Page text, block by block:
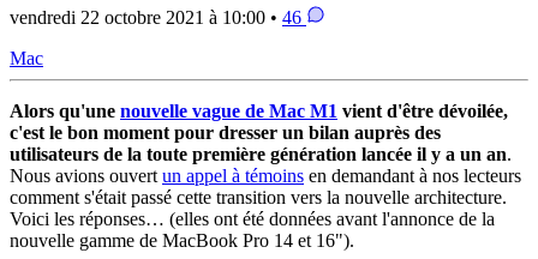
vendredi 22 octobre 2021 à 10:00 • 46
Mac
Alors qu'une nouvelle vague de Mac M1 vient d'être dévoilée,
c'est le bon moment pour dresser un bilan auprès des
utilisateurs de la toute première génération lancée il y a un an.
Nous avions ouvertun appel à témoins en demandant à nos lecteurs
comment s'était passé cette transition vers la nouvelle architecture.
Voici les réponses… (elles ont été données avant l'annonce de la
nouvelle gamme de MacBook Pro 14 et 16").